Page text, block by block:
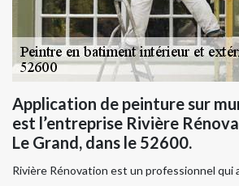
Application de peinture sur
est l’entreprise Rivière
Le Grand, dans le 52600.
Rivière Rénovation est un professionnel qui